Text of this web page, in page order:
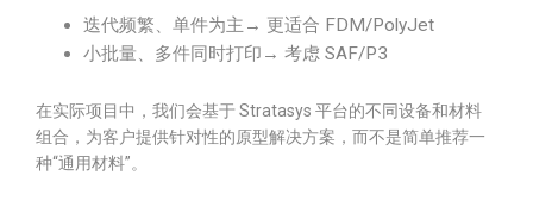
迭代频繁、单件为主→ 更适合 FDM/PolyJet
小批量、多件同时打印→ 考虑 SAF/P3
在实际项目中，我们会基于 Stratasys 平台的不同设备和材料
组合，为客户提供针对性的原型解决方案，而不是简单推荐一
种“通用材料”。